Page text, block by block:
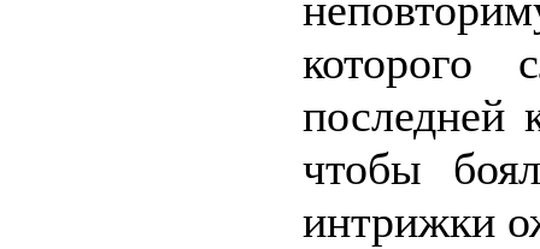
которого
последней
чтобы
интрижки